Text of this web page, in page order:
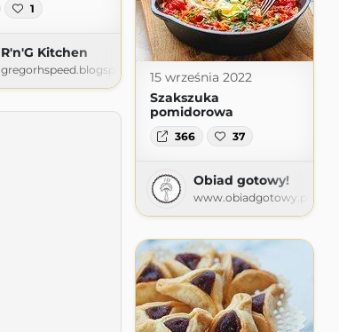
1
R'n'G Kitchen
gregorhspeed.blogspot.com
15 września 2022
Szakszuka
pomidorowa
366 37
Obiad gotowy!
www.obiadgotowy.pl